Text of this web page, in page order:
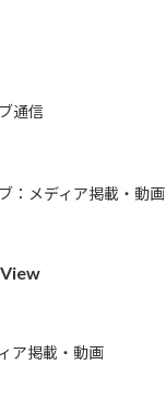
通信
：メディア掲載・動画
ア掲載・動画